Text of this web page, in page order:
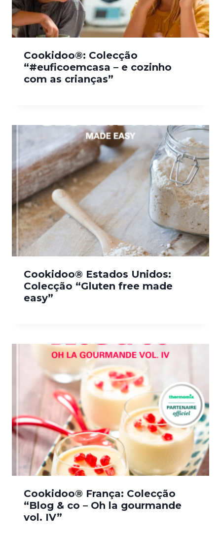
Cookidoo®: Colecção
“#euficoemcasa – e cozinho
com as crianças”
Cookidoo® Estados Unidos:
Colecção “Gluten free made
easy”
Cookidoo® França: Colecção
“Blog & co – Oh la gourmande
vol. IV”